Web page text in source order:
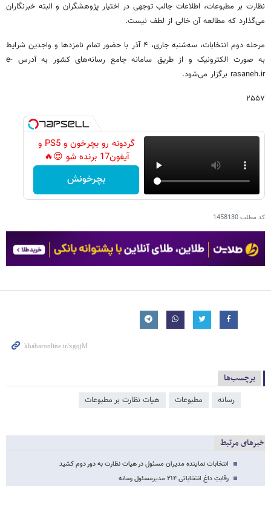
نظارت بر مطبوعات، اطلاعات جالب توجهی در اختیار پژوهشگران و البته خبرنگاران
می‌گذارد که مطالعه آن خالی از لطف نیست.
مرحله دوم انتخابات، سه‌شنبه جاری، ۴ آذر با حضور تمام نامزدها و واجدین شرایط
به صورت الکترونیک و از طریق سامانه جامع رسانه‌های کشور به آدرس e-
rasaneh.ir برگزار می‌شود.
۲۵۵۷
گردونه رو بچرخون و PS5 و
آیفون17 برنده شو 😍🔥
بچرخونش
کد مطلب1458130
برچسب‌ها
رسانه مطبوعات هیات نظارت بر مطبوعات
خبرهای مرتبط
انتخابات نماینده مدیران مسئول در هیات نظارت به دور دوم کشید
رقابتِ داغ انتخاباتی ۲۱۴ مدیرمسئول رسانه